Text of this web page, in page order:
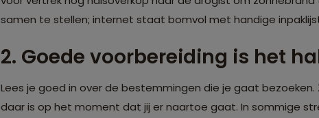
samen te stellen; internet staat bomvol met handige
2. Goede voorbereiding is het
Lees je goed in over de bestemmingen die je gaat
daar is op het moment dat jij er naartoe gaat. In sommige